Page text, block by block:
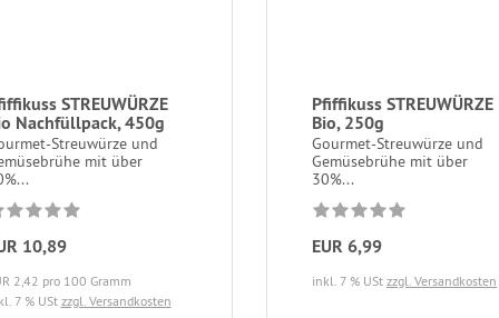
STREUWÜRZE
Nachfüllpack, 450g
Streuwürze und
mit über
10,89
2,42 pro 100 Gramm
7 % USt zzgl. Versandkosten
Pfiffikuss STREUWÜRZE
Bio, 250g
Gourmet-Streuwürze und
Gemüsebrühe mit über
30%...
EUR 6,99
inkl. 7 % USt zzgl. Versandkosten